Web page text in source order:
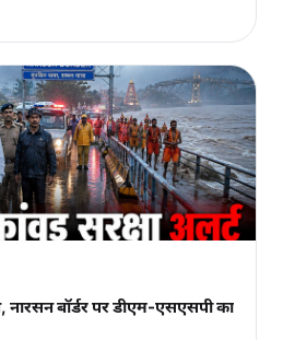
नारसन बॉर्डर पर डीएम-एसएसपी का